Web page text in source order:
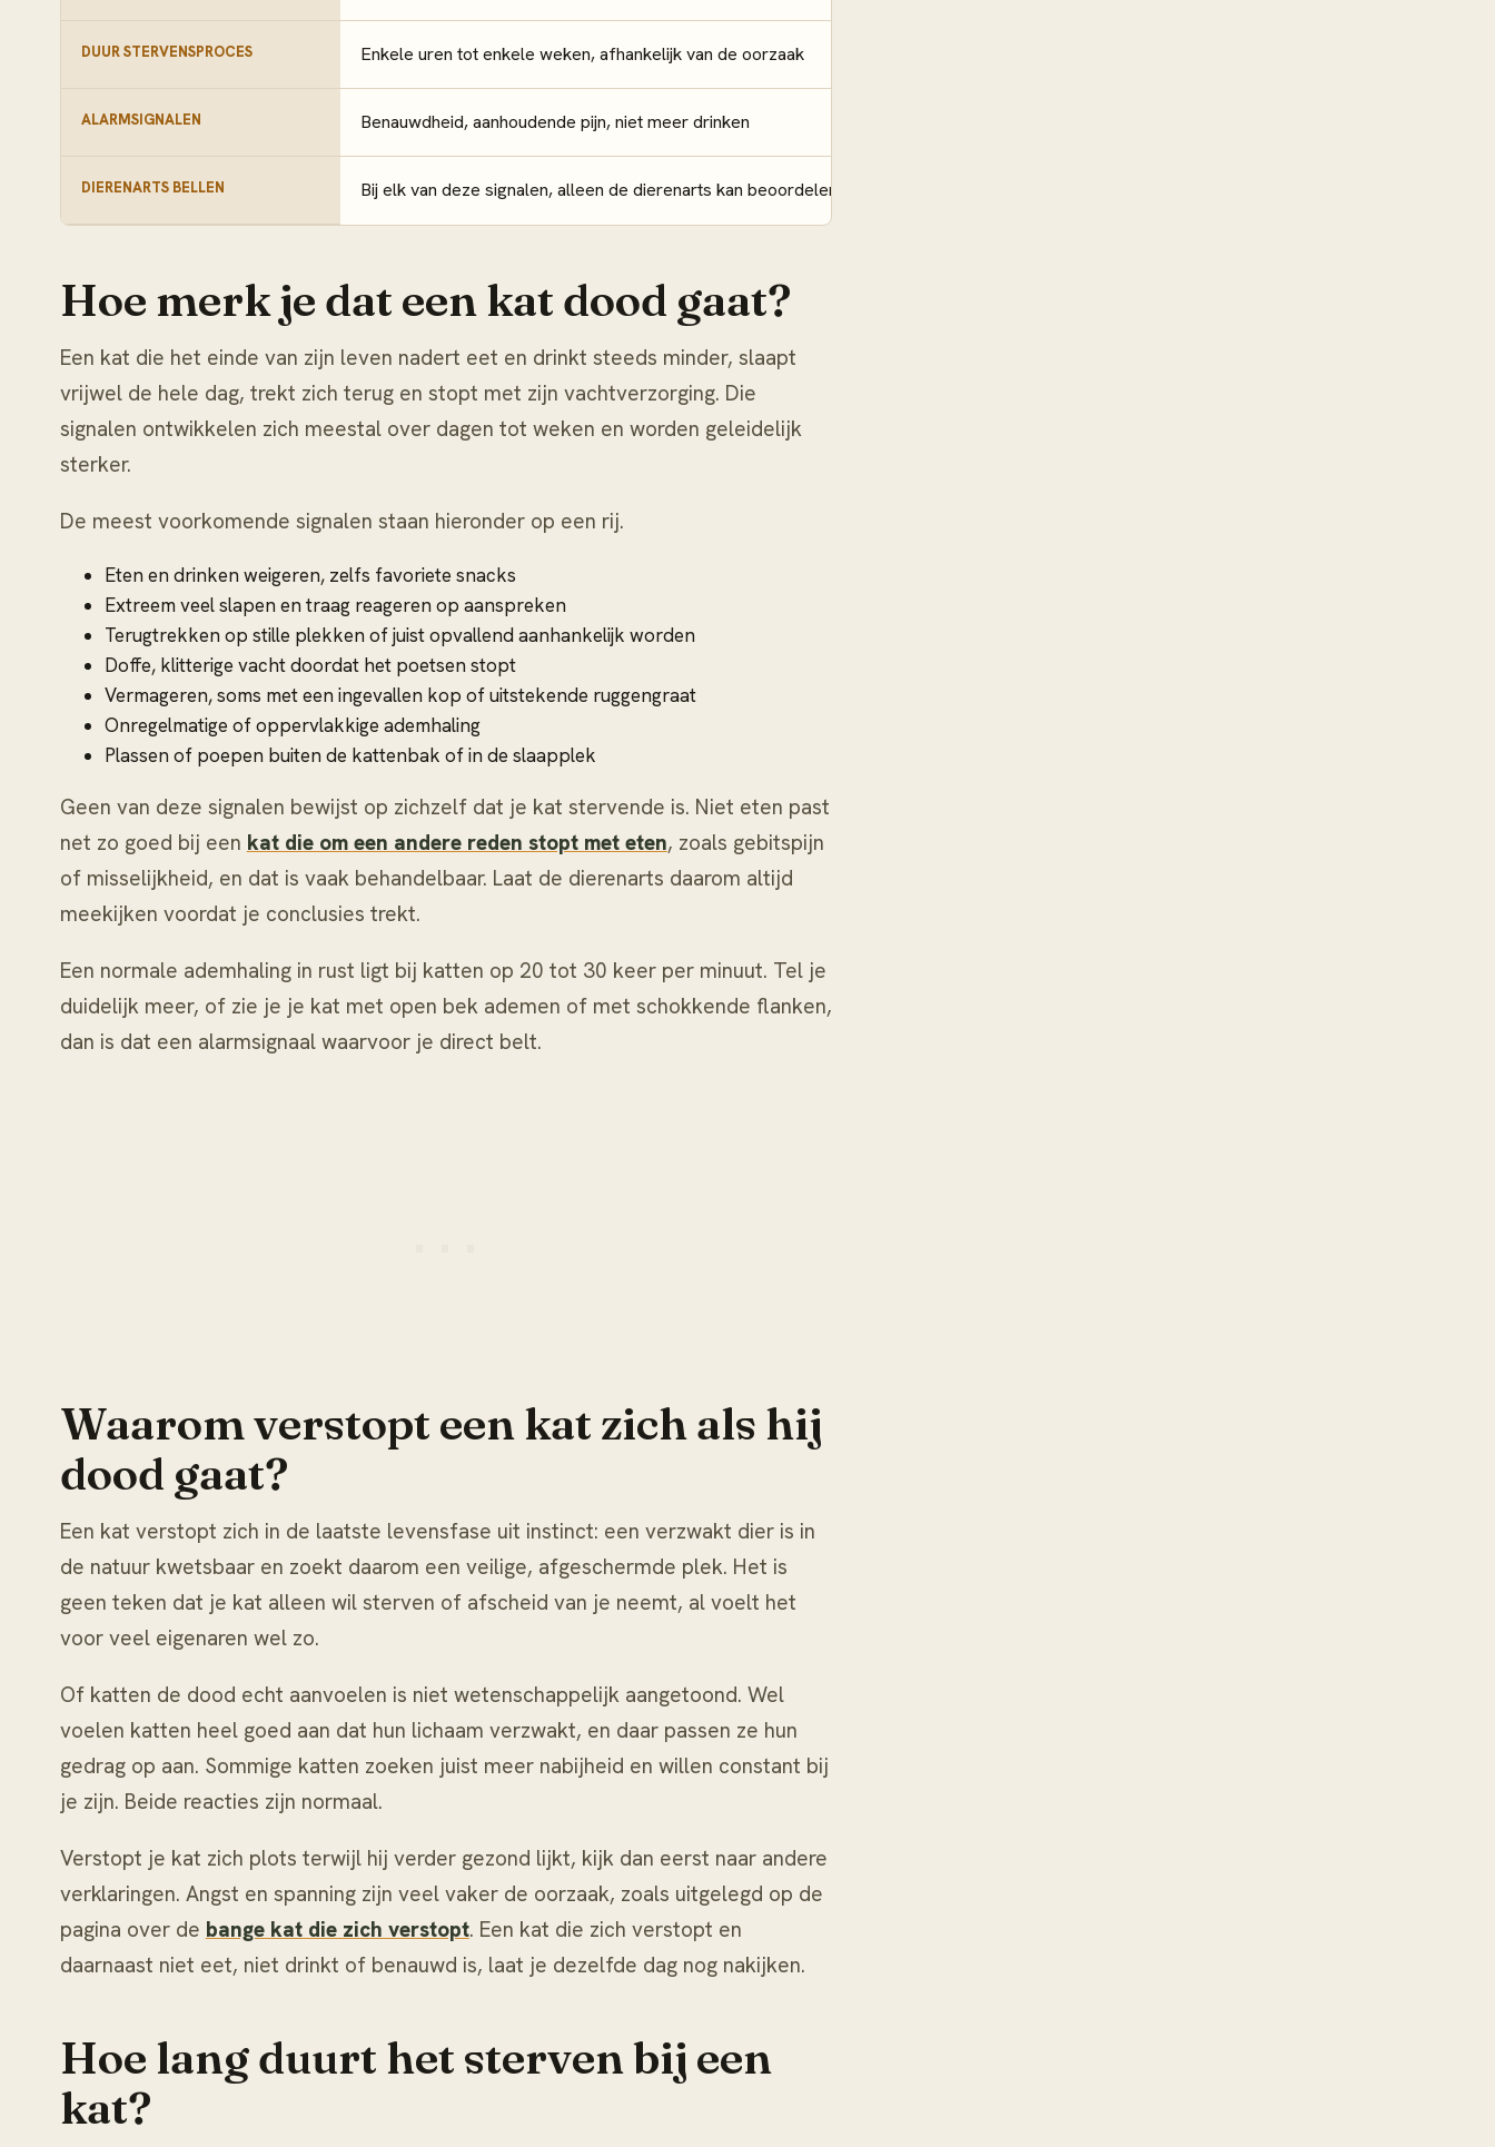
DUUR STERVENSPROCES Enkele uren tot enkele weken, afhankelijk van de oorzaak
ALARMSIGNALEN Benauwdheid, aanhoudende pijn, niet meer drinken
DIERENARTS BELLEN Bij elk van deze signalen, alleen de dierenarts kan beoordelen
Hoe merk je dat een kat dood gaat?
Een kat die het einde van zijn leven nadert eet en drinkt steeds minder, slaapt
vrijwel de hele dag, trekt zich terug en stopt met zijn vachtverzorging. Die
signalen ontwikkelen zich meestal over dagen tot weken en worden geleidelijk
sterker.
De meest voorkomende signalen staan hieronder op een rij.
Eten en drinken weigeren, zelfs favoriete snacks
Extreem veel slapen en traag reageren op aanspreken
Terugtrekken op stille plekken of juist opvallend aanhankelijk worden
Doffe, klitterige vacht doordat het poetsen stopt
Vermageren, soms met een ingevallen kop of uitstekende ruggengraat
Onregelmatige of oppervlakkige ademhaling
Plassen of poepen buiten de kattenbak of in de slaapplek
Geen van deze signalen bewijst op zichzelf dat je kat stervende is. Niet eten past
net zo goed bij een kat die om een andere reden stopt met eten, zoals gebitspijn
of misselijkheid, en dat is vaak behandelbaar. Laat de dierenarts daarom altijd
meekijken voordat je conclusies trekt.
Een normale ademhaling in rust ligt bij katten op 20 tot 30 keer per minuut. Tel je
duidelijk meer, of zie je je kat met open bek ademen of met schokkende flanken,
dan is dat een alarmsignaal waarvoor je direct belt.
Waarom verstopt een kat zich als hij
dood gaat?
Een kat verstopt zich in de laatste levensfase uit instinct: een verzwakt dier is in
de natuur kwetsbaar en zoekt daarom een veilige, afgeschermde plek. Het is
geen teken dat je kat alleen wil sterven of afscheid van je neemt, al voelt het
voor veel eigenaren wel zo.
Of katten de dood echt aanvoelen is niet wetenschappelijk aangetoond. Wel
voelen katten heel goed aan dat hun lichaam verzwakt, en daar passen ze hun
gedrag op aan. Sommige katten zoeken juist meer nabijheid en willen constant bij
je zijn. Beide reacties zijn normaal.
Verstopt je kat zich plots terwijl hij verder gezond lijkt, kijk dan eerst naar andere
verklaringen. Angst en spanning zijn veel vaker de oorzaak, zoals uitgelegd op de
pagina over de bange kat die zich verstopt. Een kat die zich verstopt en
daarnaast niet eet, niet drinkt of benauwd is, laat je dezelfde dag nog nakijken.
Hoe lang duurt het sterven bij een
kat?